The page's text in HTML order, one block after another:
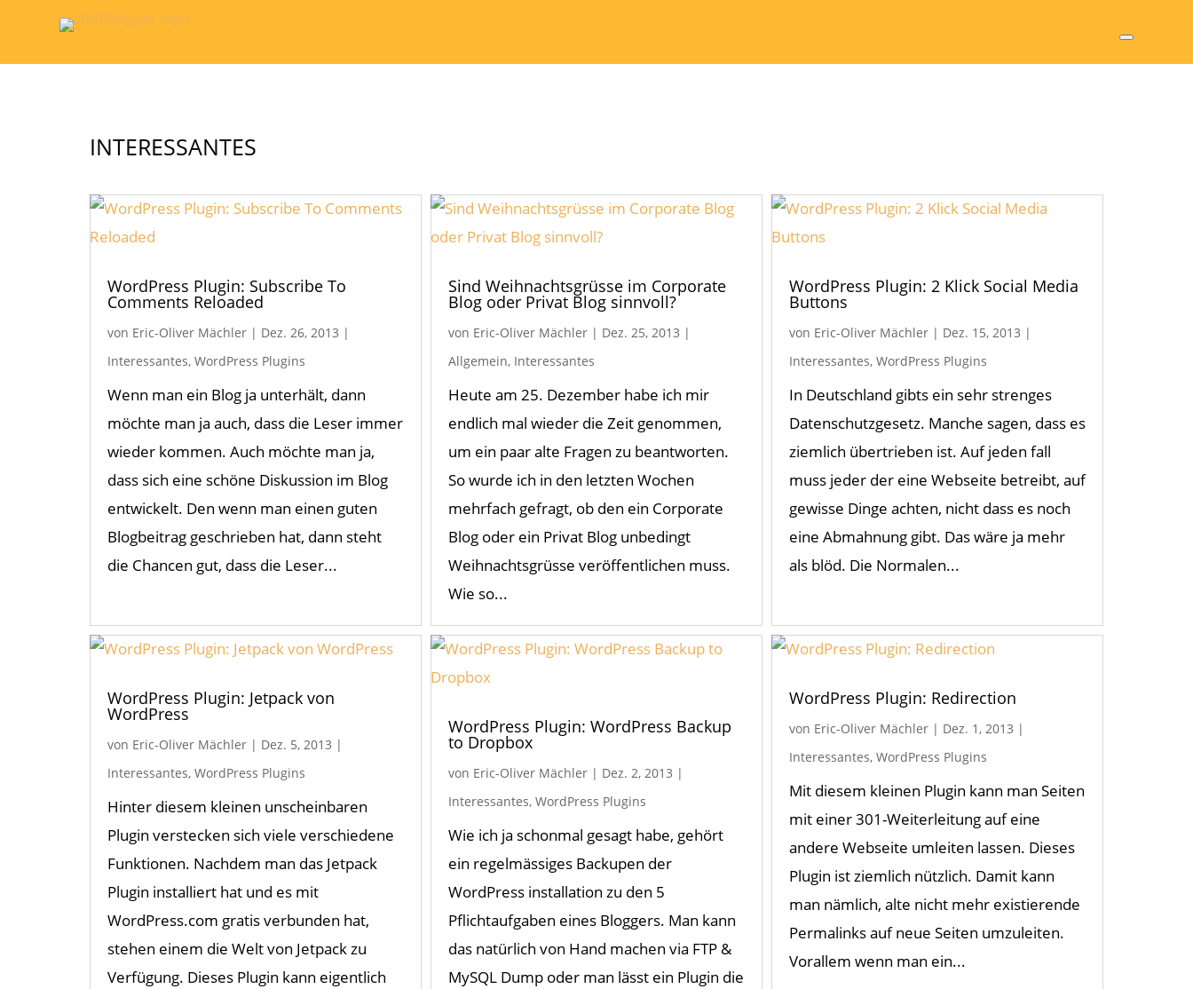
INTERESSANTES
WordPress Plugin: Subscribe To
Comments Reloaded
von Eric-Oliver Mächler| Dez. 26, 2013 |
Interessantes, WordPress Plugins
Wenn man ein Blog ja unterhält, dann
möchte man ja auch, dass die Leser immer
wieder kommen. Auch möchte man ja,
dass sich eine schöne Diskussion im Blog
entwickelt. Den wenn man einen guten
Blogbeitrag geschrieben hat, dann steht
die Chancen gut, dass die Leser...
Sind Weihnachtsgrüsse im Corporate
Blog oder Privat Blog sinnvoll?
von Eric-Oliver Mächler| Dez. 25, 2013 |
Allgemein, Interessantes
Heute am 25. Dezember habe ich mir
endlich mal wieder die Zeit genommen,
um ein paar alte Fragen zu beantworten.
So wurde ich in den letzten Wochen
mehrfach gefragt, ob den ein Corporate
Blog oder ein Privat Blog unbedingt
Weihnachtsgrüsse veröffentlichen muss.
Wie so...
WordPress Plugin: 2 Klick Social Media
Buttons
von Eric-Oliver Mächler | Dez. 15, 2013 |
Interessantes,WordPress Plugins
In Deutschland gibts ein sehr strenges
Datenschutzgesetz. Manche sagen, dass es
ziemlich übertrieben ist. Auf jeden fall
muss jeder der eine Webseite betreibt, auf
gewisse Dinge achten, nicht dass es noch
eine Abmahnung gibt. Das wäre ja mehr
als blöd. Die Normalen...
WordPress Plugin: Jetpack von
WordPress
von Eric-Oliver Mächler| Dez. 5, 2013 |
Interessantes, WordPress Plugins
Hinter diesem kleinen unscheinbaren
Plugin verstecken sich viele verschiedene
Funktionen. Nachdem man das Jetpack
Plugin installiert hat und es mit
WordPress.com gratis verbunden hat,
stehen einem die Welt von Jetpack zu
Verfügung. Dieses Plugin kann eigentlich
WordPress Plugin: WordPress Backup
to Dropbox
von Eric-Oliver Mächler| Dez. 2, 2013 |
Interessantes, WordPress Plugins
Wie ich ja schonmal gesagt habe, gehört
ein regelmässiges Backupen der
WordPress installation zu den 5
Pflichtaufgaben eines Bloggers. Man kann
das natürlich von Hand machen via FTP &
MySQL Dump oder man lässt ein Plugin die
WordPress Plugin: Redirection
von Eric-Oliver Mächler | Dez. 1, 2013 |
Interessantes,WordPress Plugins
Mit diesem kleinen Plugin kann man Seiten
mit einer 301-Weiterleitung auf eine
andere Webseite umleiten lassen. Dieses
Plugin ist ziemlich nützlich. Damit kann
man nämlich, alte nicht mehr existierende
Permalinks auf neue Seiten umzuleiten.
Vorallem wenn man ein...